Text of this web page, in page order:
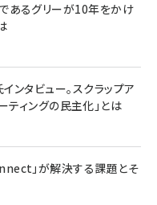
あるグリーが10年をかけ
タビュー。スクラップア
ティングの民主化」とは
」が解決する課題とそ